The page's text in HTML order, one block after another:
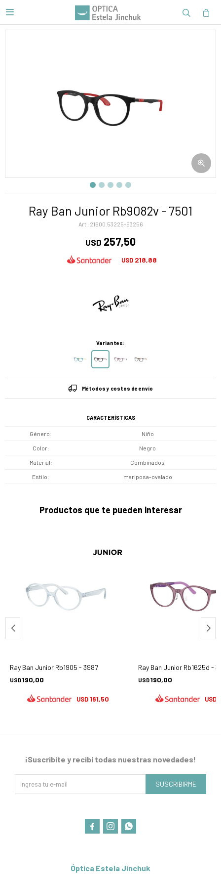

Ray Ban Junior Rb9082v - 7501
21600.53225-53256
USD 257,50
USD 218,88
Variantes:
Métodos y costos de envío
CARACTERÍSTICAS
Género Niño
Color Negro
Material Combinados
Estilo mariposa-ovalado
Productos que te pueden interesar
Ray Ban Junior Rb1905 - 3987
USD190,00
USD 161,50
Ray Ban Junior Rb1625d -
USD190,00
USD
Óptica Estela Jinchuk
¡Suscribite y recibí todas nuestras novedades!
SUSCRIBIRME
  